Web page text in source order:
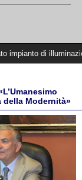
>>>>>
della Modernità»